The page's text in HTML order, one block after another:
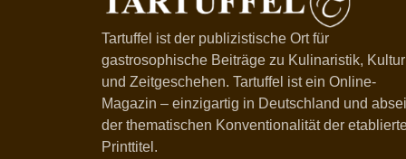
Tartuffel ist der publizistische Ort für
gastrosophische Beiträge zu Kulinaristik, Kultur
und Zeitgeschehen. Tartuffel ist ein Online-
Magazin – einzigartig in Deutschland und
der thematischen Konventionalität der
Printtitel.